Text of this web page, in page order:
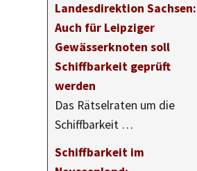
Landesdirektion Sachsen:
Auch für Leipziger
Gewässerknoten soll
Schiffbarkeit geprüft
werden
Das Rätselraten um die
Schiffbarkeit …
Schiffbarkeit im